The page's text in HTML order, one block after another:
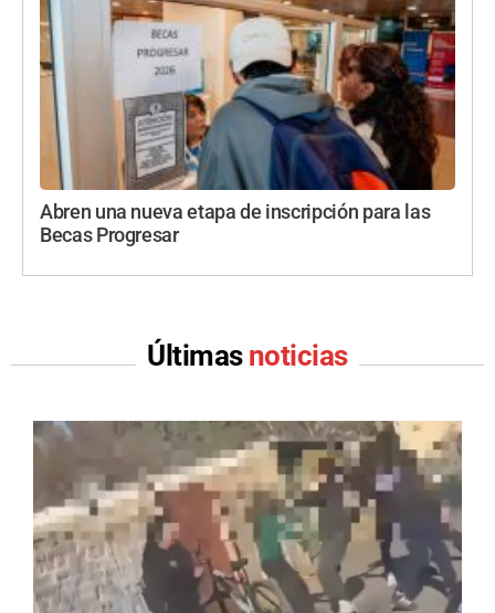
Abren una nueva etapa de inscripción para las
Becas Progresar
Últimas noticias